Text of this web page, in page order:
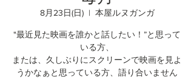
8月23日(日)
  |
本屋ルヌガンガ
"最近見た映画を誰かと話したい！”と思って
いる方、
または、久しぶりにスクリーンで映画を見よ
うかなぁと思っている方、語り合いません